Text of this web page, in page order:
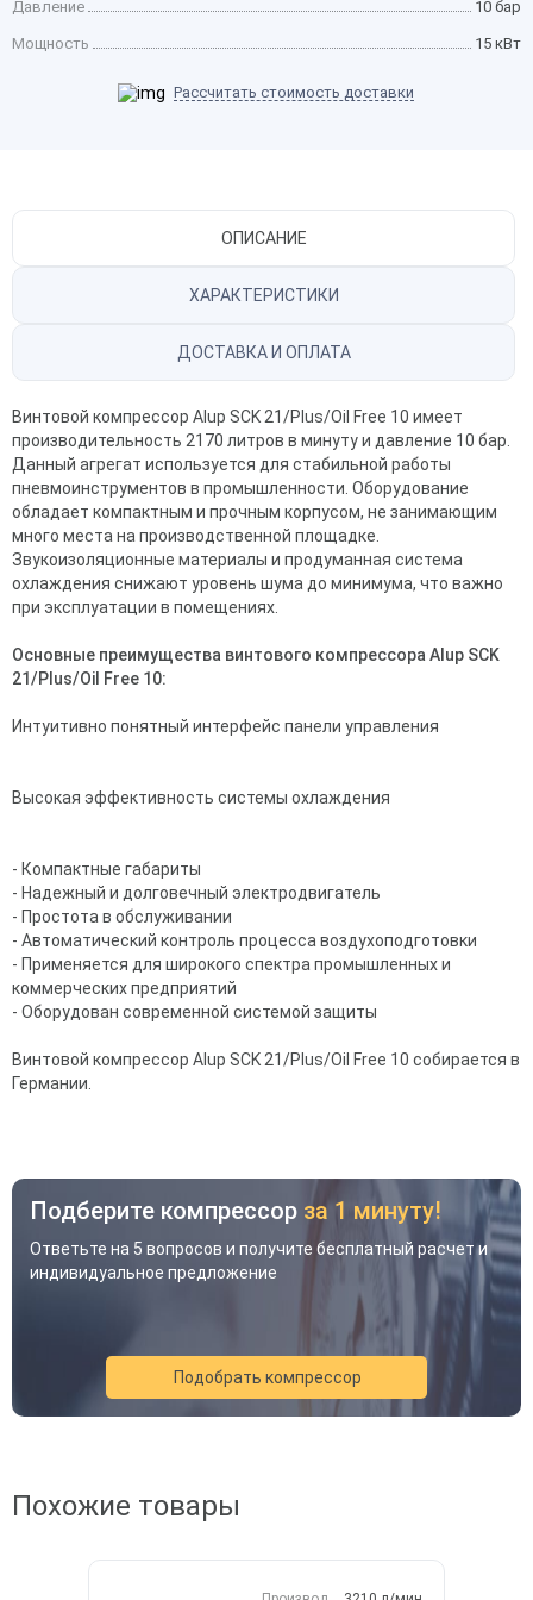
Давление 10 бар
Мощность 15 кВт
Рассчитать стоимость доставки
ОПИСАНИЕ
ХАРАКТЕРИСТИКИ
ДОСТАВКА И ОПЛАТА
Винтовой компрессор Alup SCK 21/Plus/Oil Free 10 имеет
производительность 2170 литров в минуту и давление 10 бар.
Данный агрегат используется для стабильной работы
пневмоинструментов в промышленности. Оборудование
обладает компактным и прочным корпусом, не занимающим
много места на производственной площадке.
Звукоизоляционные материалы и продуманная система
охлаждения снижают уровень шума до минимума, что важно
при эксплуатации в помещениях.
Основные преимущества винтового компрессора Alup SCK
21/Plus/Oil Free 10:
Интуитивно понятный интерфейс панели управления
Высокая эффективность системы охлаждения
- Компактные габариты
- Надежный и долговечный электродвигатель
- Простота в обслуживании
- Автоматический контроль процесса воздухоподготовки
- Применяется для широкого спектра промышленных и
коммерческих предприятий
- Оборудован современной системой защиты
Винтовой компрессор Alup SCK 21/Plus/Oil Free 10 собирается в
Германии.
Подберите компрессор за 1 минуту!
Ответьте на 5 вопросов и получите бесплатный расчет и
индивидуальное предложение
Подобрать компрессор
Похожие товары